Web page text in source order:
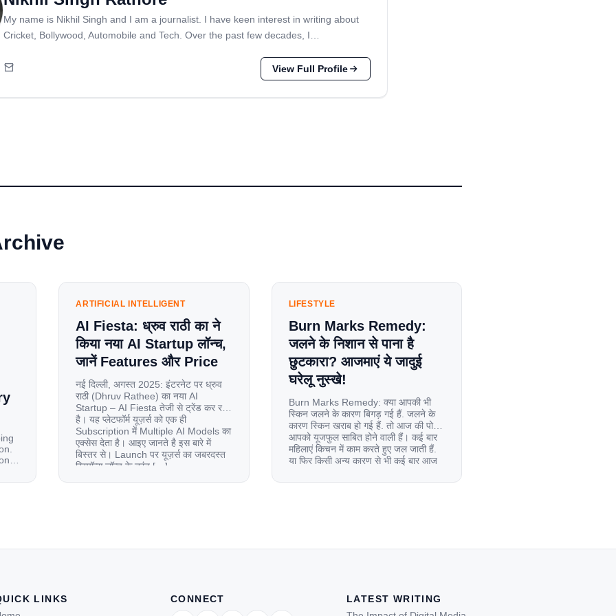
My name is Nikhil Singh and I am a journalist. I have keen interest in writing about
Cricket, Bollywood, Automobile and Tech. Over the past few decades, I…
View Full Profile
ARTIFICIAL INTELLIGENT
AI Fiesta: ध्रुव राठी का ने
किया नया AI Startup लॉन्च,
जानें Features और Price
नई दिल्ली, अगस्त 2025: इंटरनेट पर ध्रुव
राठी (Dhruv Rathee) का नया AI
Startup – AI Fiesta तेजी से ट्रेंड कर रहा
है। यह प्लेटफॉर्म यूज़र्स को एक ही
Subscription में Multiple AI Models का
एक्सेस देता है। आइए जानते है इस बारे में
बिस्तर से। Launch पर यूज़र्स का जबरदस्त
रिस्पॉन्स लॉन्च के तुरंत […]
LIFESTYLE
Burn Marks Remedy:
जलने के निशान से पाना है
छुटकारा? आजमाएं ये जादुई
घरेलू नुस्खे!
Burn Marks Remedy: क्या आपकी भी
स्किन जलने के कारण बिगड़ गई हैं. जलने के
कारण स्किन खराब हो गई हैं. तो आज की पोस्ट
आपको यूजफुल साबित होने वाली हैं। कई बार
महिलाएं किचन में काम करते हुए जल जाती हैं.
या फिर किसी अन्य कारण से भी कई बार आज
LINKS
CONNECT
LATEST WRITING